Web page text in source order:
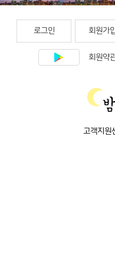
로그인 회원가
회원약
고객지원